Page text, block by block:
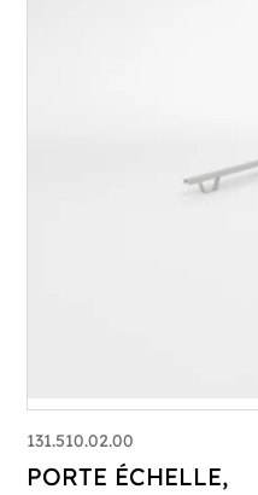
131.510.02.00
PORTE ÉCHELLE,